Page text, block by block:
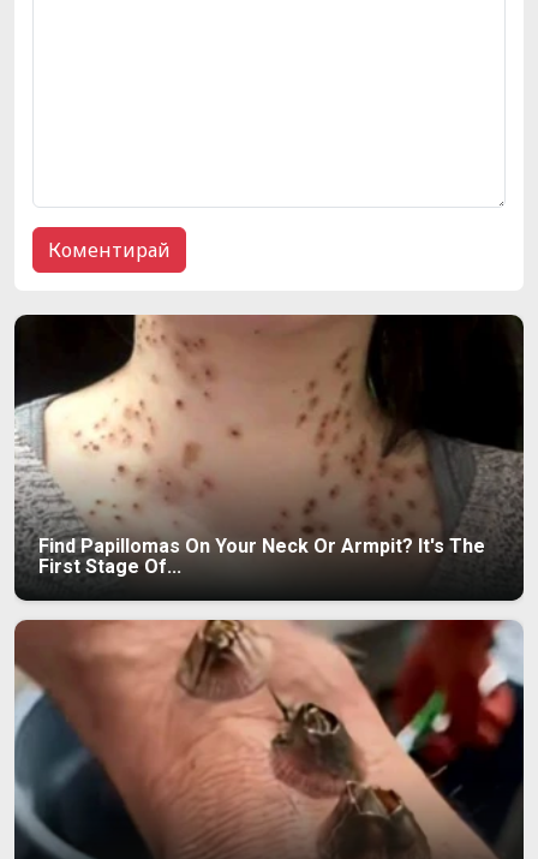
Find Papillomas On Your Neck Or Armpit? It's The
First Stage Of...